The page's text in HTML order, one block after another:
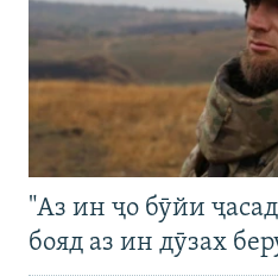
"Аз ин ҷо бӯйи
бояд аз ин дӯзах